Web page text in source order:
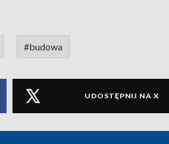
#budowa
UDOSTĘPNIJ NA X